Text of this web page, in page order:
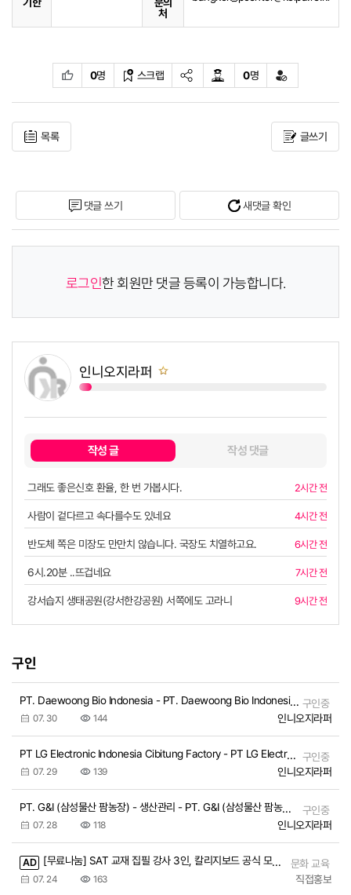
처
0명 스크랩 0명
목록 글쓰기
댓글 쓰기 새댓글 확인
로그인한 회원만 댓글 등록이 가능합니다.
인니오지라퍼
작성 글 작성 댓글
그래도 좋은신호 환율, 한 번 가봅시다. 2시간 전
사람이 겉다르고 속다를수도 있네요 4시간 전
반도체 쪽은 미장도 만만치 않습니다. 국장도 치열하고요. 6시간 전
6시.20분 ..뜨겁네요 7시간 전
강서습지 생태공원(강서한강공원) 서쪽에도 고라니 9시간 전
구인
PT. Daewoong Bio Indonesia - PT. Daewoong Bio Indonesia | PT. Daewoong Bio Indonesia 구인중
인니오지라퍼
07. 30 144
PT LG Electronic Indonesia Cibitung Factory - PT LG Electronic Indonesia Cibitung Factory | PT LG Electronic Indonesia Cibitung… 구인중
인니오지라퍼
07. 29 139
PT. G&I (삼성물산 팜농장) - 생산관리 - PT. G&I (삼성물산 팜농장) - 생산관리 | PT. G&I (삼성물산 팜농장) - 생산관리
구인중
인니오지라퍼
07. 28 118
AD [무료나눔] SAT 교재 집필 강사 3인, 칼리지보드 공식 모의고사 전문항 해설강의
문화 교육
직접홍보
07. 24 163